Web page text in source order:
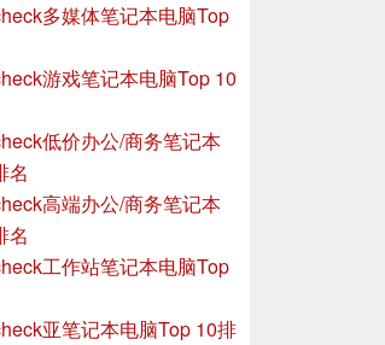
多媒体笔记本电脑Top
游戏笔记本电脑Top 10
低价办公/商务笔记本
名
高端办公/商务笔记本
名
工作站笔记本电脑Top
亚笔记本电脑Top 10排